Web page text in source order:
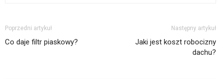
Poprzedni artykuł
Co daje filtr piaskowy?
Następny artykuł
Jaki jest koszt robocizny
dachu?